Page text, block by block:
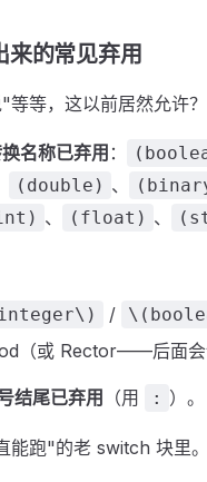
来的常见弃用
等等，这以前居然允许？
名称已弃用 ：
(double) 、
、 (float) 、
/
（或 Rector——后面会
结尾已弃用 （用 : ）。
能跑"的老 switch 块里。